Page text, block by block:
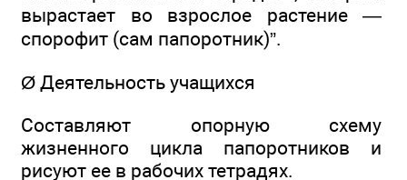
вырастает во взрослое растение —
спорофит (сам папоротник)”.
Ø Деятельность учащихся
Составляют опорную схему
жизненного цикла папоротников и
рисуют ее в рабочих тетрадях.